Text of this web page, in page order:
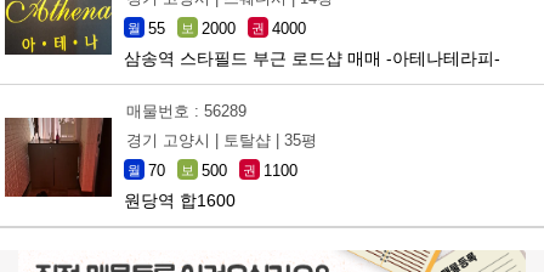
월 55 보 2000 권 4000
삼송역 스타필드 부근 로드샵 매매 -아테나테라피-
매물번호 : 56289
경기 고양시 |
토탈샵 | 35평
월 70 보 500 권 1100
원당역 합1600